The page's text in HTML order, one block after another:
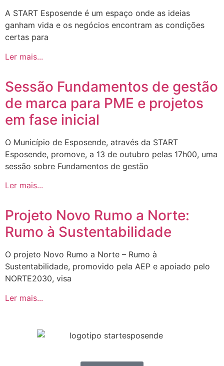
A START Esposende é um espaço onde as ideias
ganham vida e os negócios encontram as condições
certas para
Ler mais...
Sessão Fundamentos de gestão
de marca para PME e projetos
em fase inicial
O Município de Esposende, através da START
Esposende, promove, a 13 de outubro pelas 17h00, uma
sessão sobre Fundamentos de gestão
Ler mais...
Projeto Novo Rumo a Norte:
Rumo à Sustentabilidade
O projeto Novo Rumo a Norte – Rumo à
Sustentabilidade, promovido pela AEP e apoiado pelo
NORTE2030, visa
Ler mais...